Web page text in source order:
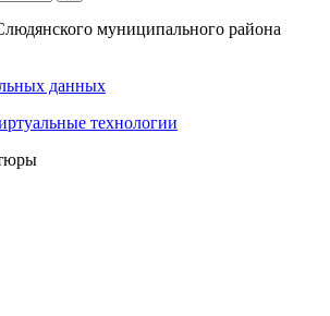
муниципального района
данных
технологии